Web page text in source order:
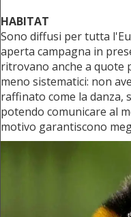
HABITAT
Sono diffusi per tutta
aperta campagna in
ritrovano anche a quote
meno sistematici: non
raffinato come la danza,
potendo comunicare al
motivo garantiscono